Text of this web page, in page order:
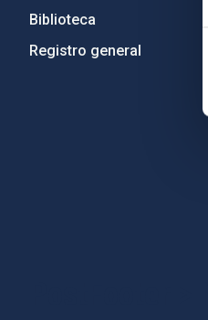
Biblioteca
Registro general